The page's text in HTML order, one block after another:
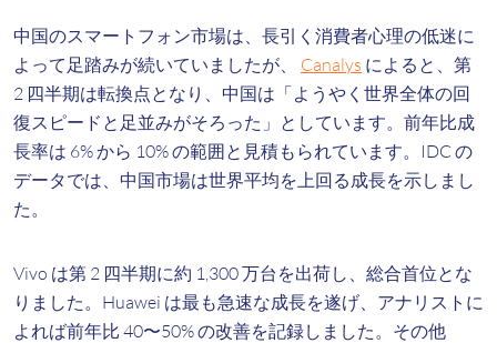
中国のスマートフォン市場は、長引く消費者心理の低迷に
よって足踏みが続いていましたが、 Canalys によると、第
2 四半期は転換点となり、中国は「ようやく世界全体の回
復スピードと足並みがそろった」としています。前年比成
長率は 6% から 10% の範囲と見積もられています。IDC の
データでは、中国市場は世界平均を上回る成長を示しまし
た。
Vivo は第 2 四半期に約 1,300 万台を出荷し、総合首位とな
りました。Huawei は最も急速な成長を遂げ、アナリストに
よれば前年比 40〜50% の改善を記録しました。その他